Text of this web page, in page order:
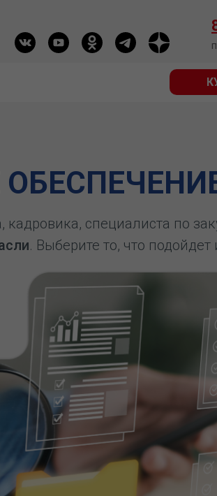
кадровика, специалиста по
. Выберите то, что